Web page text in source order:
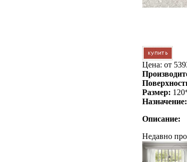
Цена: от
Размер:
Назначение:
Описание:
Недавно